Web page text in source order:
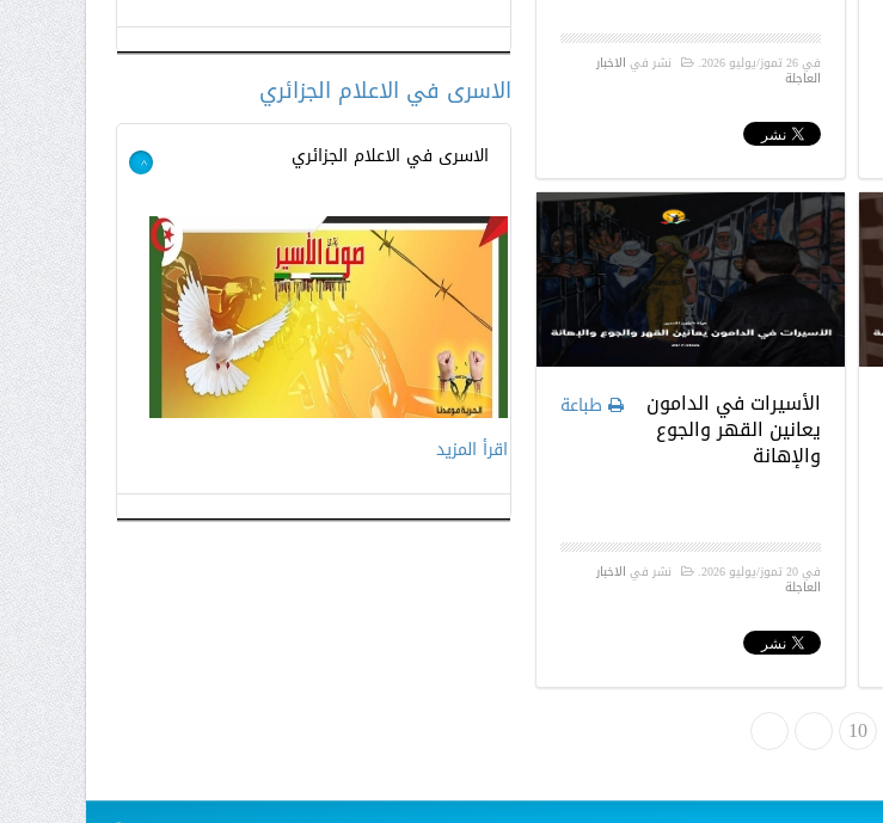
في26 تموز/يوليو 2026 . نشر في الاخبار
العاجلة
طباعة الأسيرات في الدامون
يعانين القهر والجوع
والإهانة
في20 تموز/يوليو 2026 . نشر في الاخبار
العاجلة
10
» النهاية
الاسرى في الاعلام الجزائري
الاسرى في الاعلام الجزائري >
اقرأ المزيد